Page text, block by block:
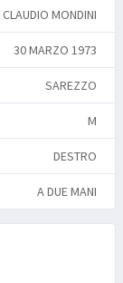
CLAUDIO MONDINI
30 MARZO 1973
SAREZZO
M
DESTRO
A DUE MANI